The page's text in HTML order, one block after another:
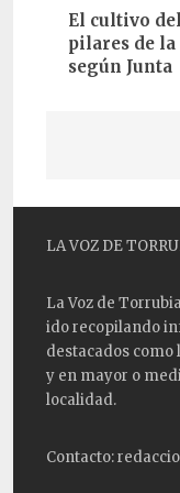
El cultivo
pilares de
según Junta
LA VOZ DE
La Voz de
ido recopilando
destacados como
y en mayor o
localidad.
Contacto: